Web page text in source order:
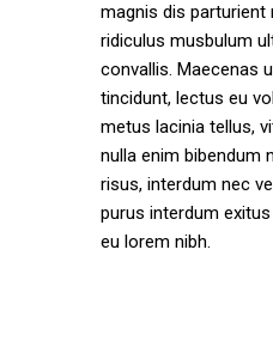
magnis dis
ridiculus musbulum
convallis. Maecenas
tincidunt, lectus eu
metus lacinia tellus,
nulla enim bibendum
risus, interdum nec
purus interdum
eu lorem nibh.